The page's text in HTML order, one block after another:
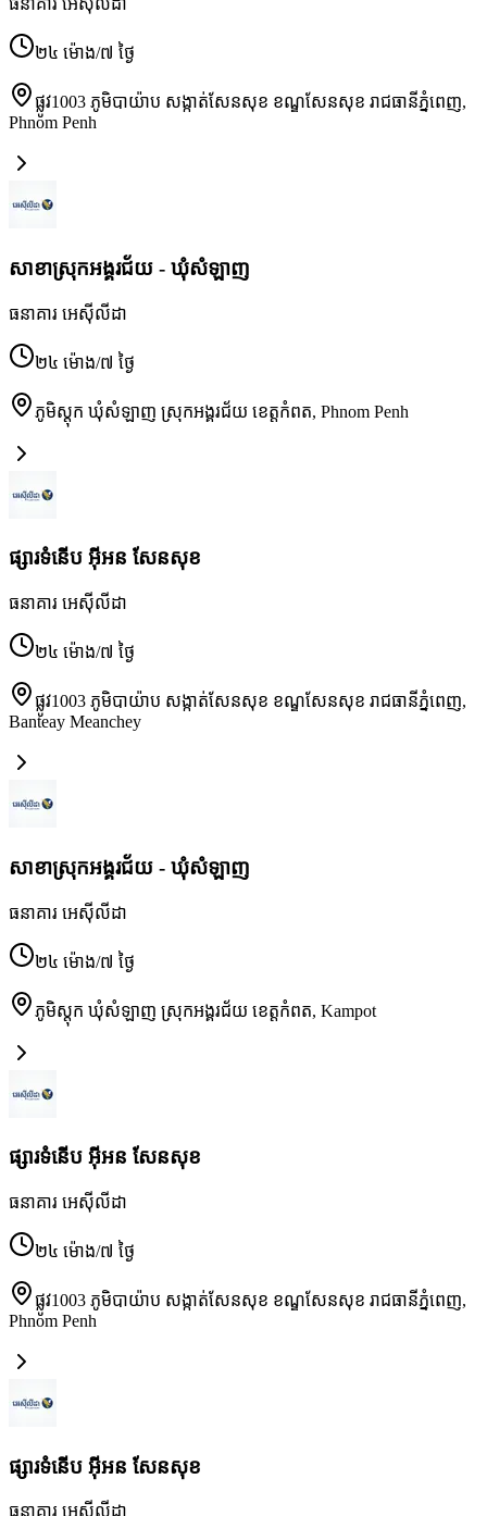
ធនាគារ អេស៊ីលីដា
២៤ ម៉ោង/៧ ថ្ងៃ
ផ្លូវ1003 ភូមិបាយ៉ាប សង្កាត់សែនសុខ ខណ្ឌសែនសុខ រាជធានីភ្នំពេញ,
Phnom Penh
សាខាស្រុកអង្គរជ័យ - ឃុំសំឡាញ
ធនាគារ អេស៊ីលីដា
២៤ ម៉ោង/៧ ថ្ងៃ
ភូមិស្តុក ឃុំសំឡាញ ស្រុកអង្គរជ័យ ខេត្តកំពត, Phnom Penh
ផ្សារទំនើប អ៊ីអន សែនសុខ
ធនាគារ អេស៊ីលីដា
២៤ ម៉ោង/៧ ថ្ងៃ
ផ្លូវ1003 ភូមិបាយ៉ាប សង្កាត់សែនសុខ ខណ្ឌសែនសុខ រាជធានីភ្នំពេញ,
Banteay Meanchey
សាខាស្រុកអង្គរជ័យ - ឃុំសំឡាញ
ធនាគារ អេស៊ីលីដា
២៤ ម៉ោង/៧ ថ្ងៃ
ភូមិស្តុក ឃុំសំឡាញ ស្រុកអង្គរជ័យ ខេត្តកំពត, Kampot
ផ្សារទំនើប អ៊ីអន សែនសុខ
ធនាគារ អេស៊ីលីដា
២៤ ម៉ោង/៧ ថ្ងៃ
ផ្លូវ1003 ភូមិបាយ៉ាប សង្កាត់សែនសុខ ខណ្ឌសែនសុខ រាជធានីភ្នំពេញ,
Phnom Penh
ផ្សារទំនើប អ៊ីអន សែនសុខ
ធនាគារ អេស៊ីលីដា